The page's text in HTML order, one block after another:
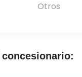
Otros